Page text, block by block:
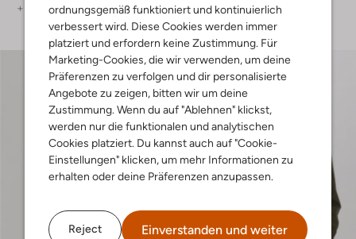
ordnungsgemäß funktioniert und kontinuierlich
verbessert wird. Diese Cookies werden immer
platziert und erfordern keine Zustimmung. Für
Marketing-Cookies, die wir verwenden, um deine
Präferenzen zu verfolgen und dir personalisierte
Angebote zu zeigen, bitten wir um deine
Zustimmung. Wenn du auf "Ablehnen" klickst,
werden nur die funktionalen und analytischen
Cookies platziert. Du kannst auch auf "Cookie-
Einstellungen" klicken, um mehr Informationen zu
erhalten oder deine Präferenzen anzupassen.
Reject Einverstanden und weiter
+ mehr farben + mehr farben